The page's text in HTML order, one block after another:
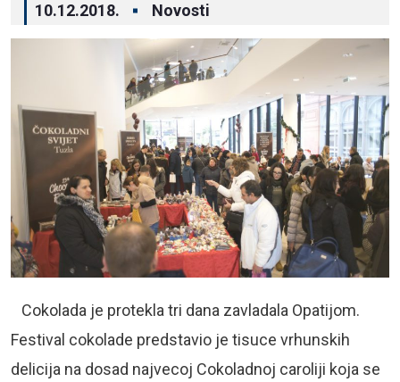
10.12.2018. Novosti
Cokolada je protekla tri dana zavladala Opatijom.
Festival cokolade predstavio je tisuce vrhunskih
delicija na dosad najvecoj Cokoladnoj caroliji koja se